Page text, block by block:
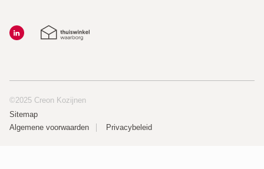
©2025 Creon Kozijnen
Sitemap
Algemene voorwaarden
Privacybeleid